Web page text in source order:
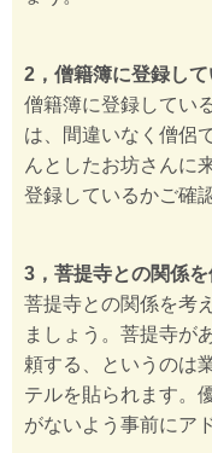
2，僧籍簿に登録して
僧籍簿に登録してい
は、間違いなく僧侶
んとしたお坊さんに
登録しているかご確
3，菩提寺との関係
菩提寺との関係を考
ましょう。菩提寺が
頼する、というのは
テルを貼られます。
がないよう事前にア